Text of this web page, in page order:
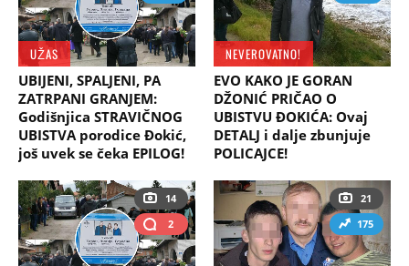
UŽAS
UBIJENI, SPALJENI, PA
ZATRPANI GRANJEM:
Godišnjica STRAVIČNOG
UBISTVA porodice Đokić,
još uvek se čeka EPILOG!
NEVEROVATNO!
EVO KAKO JE GORAN
DŽONIĆ PRIČAO O
UBISTVU ĐOKIĆA: Ovaj
DETALJ i dalje zbunjuje
POLICAJCE!
14
2
21
175